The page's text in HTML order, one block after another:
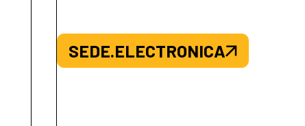
SEDE.ELECTRONICA